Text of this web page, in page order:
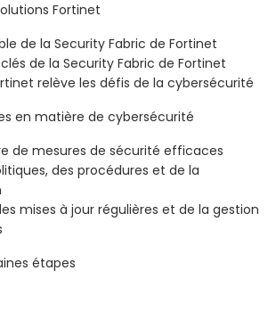
Fortinet
de la Security Fabric de Fortinet
de la Security Fabric de Fortinet
relève les défis de la cybersécurité
en matière de cybersécurité
de mesures de sécurité efficaces
des procédures et de la
mises à jour régulières et de la gestion
étapes